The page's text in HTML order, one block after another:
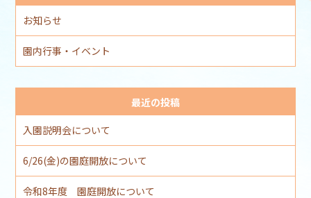
お知らせ
園内行事・イベント
最近の投稿
入園説明会について
6/26(金)の園庭開放について
令和8年度 園庭開放について